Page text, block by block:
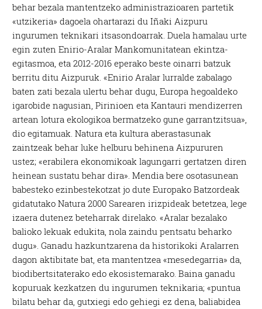
behar bezala mantentzeko administrazioaren partetik
«utzikeria» dagoela ohartarazi du Iñaki Aizpuru
ingurumen teknikari itsasondoarrak. Duela hamalau urte
egin zuten Enirio-Aralar Mankomunitatean ekintza-
egitasmoa, eta 2012-2016 eperako beste oinarri batzuk
berritu ditu Aizpuruk. «Enirio Aralar lurralde zabalago
baten zati bezala ulertu behar dugu, Europa hegoaldeko
igarobide nagusian, Pirinioen eta Kantauri mendizerren
artean lotura ekologikoa bermatzeko gune garrantzitsua»,
dio egitamuak. Natura eta kultura aberastasunak
zaintzeak behar luke helburu behinena Aizpururen
ustez; «erabilera ekonomikoak lagungarri gertatzen diren
heinean sustatu behar dira». Mendia bere osotasunean
babesteko ezinbestekotzat jo dute Europako Batzordeak
gidatutako Natura 2000 Sarearen irizpideak betetzea, lege
izaera dutenez beteharrak direlako. «Aralar bezalako
balioko lekuak edukita, nola zaindu pentsatu beharko
dugu». Ganadu hazkuntzarena da historikoki Aralarren
dagon aktibitate bat, eta mantentzea «mesedegarria» da,
biodibertsitaterako edo ekosistemarako. Baina ganadu
kopuruak kezkatzen du ingurumen teknikaria; «puntua
bilatu behar da, gutxiegi edo gehiegi ez dena, baliabidea